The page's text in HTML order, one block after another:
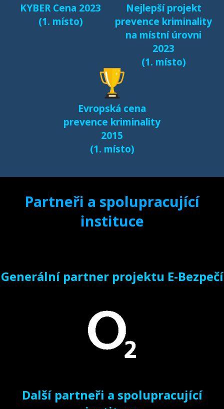
Fenomén Minecraft v
českém prostředí
Další výsledky jsou k
samostatné stránce
e-bezpeci.cz/vyzkum.
KYBER Cena 2023
(1. místo)
Nejlepší projekt
prevence kriminality
na místní úrovni
2023
(1. místo)
Evropská cena
prevence kriminality
2015
(1. místo)
Partneři a spolupracující
instituce
Generální partner projektu E-Bezpečí
Další partneři a spolupracující